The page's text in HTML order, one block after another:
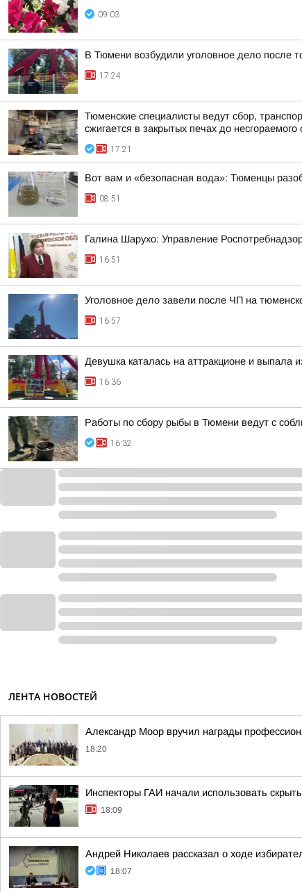
09:03
В Тюмени возбудили уголовное дело после
17:24
Тюменские специалисты ведут сбор,
сжигается в закрытых печах до несгораемого
17:21
Вот вам и «безопасная вода»: Тюменцы
08:51
Галина Шарухо: Управление
16:51
Уголовное дело завели после ЧП на
16:57
Девушка каталась на аттракционе и выпала
16:36
Работы по сбору рыбы в Тюмени ведут с
16:32
ЛЕНТА НОВОСТЕЙ
Александр Моор вручил награды
18:20
Инспекторы ГАИ начали использовать
18:09
Андрей Николаев рассказал о ходе
18:07